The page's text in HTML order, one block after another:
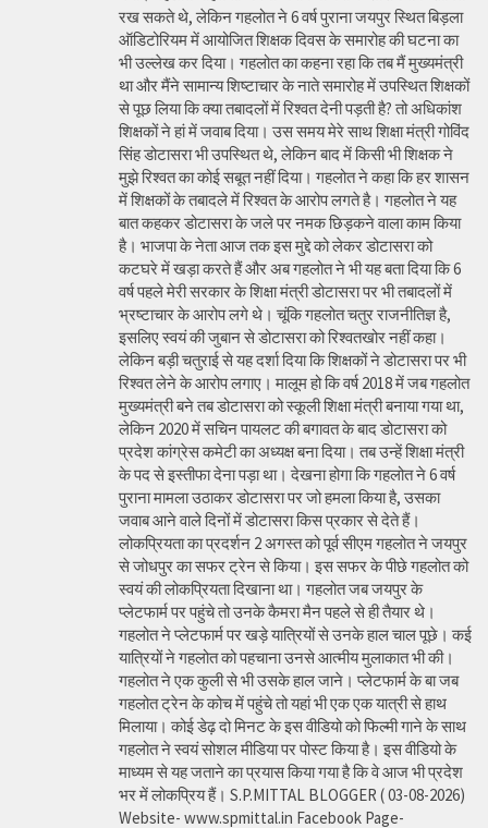
रख सकते थे, लेकिन गहलोत ने 6 वर्ष पुराना जयपुर स्थित बिड़ला
ऑडिटोरियम में आयोजित शिक्षक दिवस के समारोह की घटना का
भी उल्लेख कर दिया। गहलोत का कहना रहा कि तब मैं मुख्यमंत्री
था और मैंने सामान्य शिष्टाचार के नाते समारोह में उपस्थित शिक्षकों
से पूछ लिया कि क्या तबादलों में रिश्वत देनी पड़ती है? तो अधिकांश
शिक्षकों ने हां में जवाब दिया। उस समय मेरे साथ शिक्षा मंत्री गोविंद
सिंह डोटासरा भी उपस्थित थे, लेकिन बाद में किसी भी शिक्षक ने
मुझे रिश्वत का कोई सबूत नहीं दिया। गहलोत ने कहा कि हर शासन
में शिक्षकों के तबादले में रिश्वत के आरोप लगते है। गहलोत ने यह
बात कहकर डोटासरा के जले पर नमक छिड़कने वाला काम किया
है। भाजपा के नेता आज तक इस मुद्दे को लेकर डोटासरा को
कटघरे में खड़ा करते हैं और अब गहलोत ने भी यह बता दिया कि 6
वर्ष पहले मेरी सरकार के शिक्षा मंत्री डोटासरा पर भी तबादलों में
भ्रष्टाचार के आरोप लगे थे। चूंकि गहलोत चतुर राजनीतिज्ञ है,
इसलिए स्वयं की जुबान से डोटासरा को रिश्वतखोर नहीं कहा।
लेकिन बड़ी चतुराई से यह दर्शा दिया कि शिक्षकों ने डोटासरा पर भी
रिश्वत लेने के आरोप लगाए। मालूम हो कि वर्ष 2018 में जब गहलोत
मुख्यमंत्री बने तब डोटासरा को स्कूली शिक्षा मंत्री बनाया गया था,
लेकिन 2020 में सचिन पायलट की बगावत के बाद डोटासरा को
प्रदेश कांग्रेस कमेटी का अध्यक्ष बना दिया। तब उन्हें शिक्षा मंत्री
के पद से इस्तीफा देना पड़ा था। देखना होगा कि गहलोत ने 6 वर्ष
पुराना मामला उठाकर डोटासरा पर जो हमला किया है, उसका
जवाब आने वाले दिनों में डोटासरा किस प्रकार से देते हैं।
लोकप्रियता का प्रदर्शन 2 अगस्त को पूर्व सीएम गहलोत ने जयपुर
से जोधपुर का सफर ट्रेन से किया। इस सफर के पीछे गहलोत को
स्वयं की लोकप्रियता दिखाना था। गहलोत जब जयपुर के
प्लेटफार्म पर पहुंचे तो उनके कैमरा मैन पहले से ही तैयार थे।
गहलोत ने प्लेटफार्म पर खड़े यात्रियों से उनके हाल चाल पूछे। कई
यात्रियों ने गहलोत को पहचाना उनसे आत्मीय मुलाकात भी की।
गहलोत ने एक कुली से भी उसके हाल जाने। प्लेटफार्म के बा जब
गहलोत ट्रेन के कोच में पहुंचे तो यहां भी एक एक यात्री से हाथ
मिलाया। कोई डेढ़ दो मिनट के इस वीडियो को फिल्मी गाने के साथ
गहलोत ने स्वयं सोशल मीडिया पर पोस्ट किया है। इस वीडियो के
माध्यम से यह जताने का प्रयास किया गया है कि वे आज भी प्रदेश
भर में लोकप्रिय हैं। S.P.MITTAL BLOGGER ( 03-08-2026)
Website- www.spmittal.in Facebook Page-